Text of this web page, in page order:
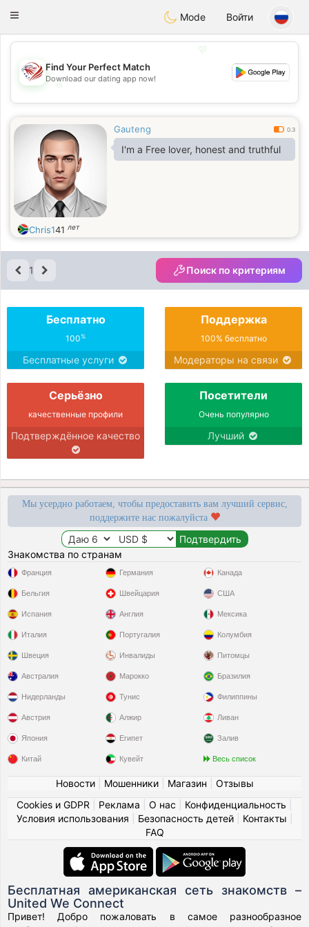
Dating
Toggle
Mode Войти
💖
💕
Find Your Perfect Match
Download our dating app now!
Gauteng 0.3
I'm a Free lover, honest and truthful
Chris141 лет
1 Поиск по критериям
Бесплатно
100%
Бесплатные услуги
Поддержка
100% бесплатно
Модераторы на связи
Серьёзно
качественные профили
Подтверждённое качество
Посетители
Очень популярно
Лучший
Мы усердно работаем, чтобы предоставить вам лучший сервис,
поддержите нас пожалуйста
Знакомства по странам
Франция
Бельгия
Испания
Италия
Швеция
Германия
Швейцария
Англия
Португалия
Инвалиды
Канада
США
Мексика
Колумбия
Питомцы
Австралия
Нидерланды
Австрия
Япония
Китай
Марокко
Тунис
Алжир
Египет
Кувейт
Бразилия
Филиппины
Ливан
Залив
Весь список
Новости| Мошенники| Магазин
Отзывы
Cookies и GDPR
Реклама О нас Конфиденциальность
Условия использования
Безопасность детей| Контакты
FAQ
Бесплатная американская сеть знакомств –
United We Connect
Привет! Добро пожаловать в самое разнообразное